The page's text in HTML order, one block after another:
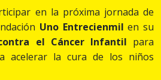
en la próxima jornada de
Uno Entrecienmil en su
el Cáncer Infantil para
acelerar la cura de los niños